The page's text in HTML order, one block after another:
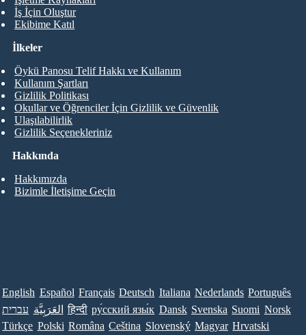
İş İçin Oluştur
Ekibime Katıl
Hakkında
Hakkımızda
Bizimle İletişime Geçin
İlkeler
Öykü Panosu Telif Hakkı ve Kullanım
Kullanım Şartları
Gizlilik Politikası
Okullar ve Öğrenciler İçin Gizlilik ve Güvenlik
Ulaşılabilirlik
Gizlilik Seçenekleriniz
English Español Français Deutsch Italiana Nederlands Português
עברית العَرَبِيَّة हिन्दी ру́сский язы́к Dansk Svenska Suomi Norsk
Türkçe Polski Româna Ceština Slovenský Magyar Hrvatski